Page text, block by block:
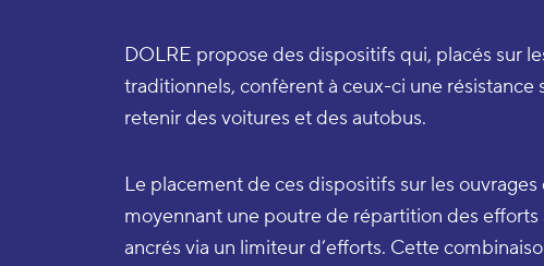
DOLRE propose des dispositifs qui, placés sur
traditionnels, confèrent à ceux-ci une résistance
retenir des voitures et des autobus.
Le placement de ces dispositifs sur les ouvrages
moyennant une poutre de répartition des efforts
ancrés via un limiteur d’efforts. Cette